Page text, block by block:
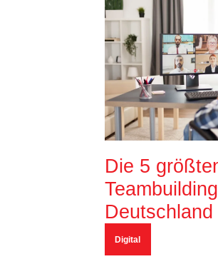
Die 5
Deutschland
Digital